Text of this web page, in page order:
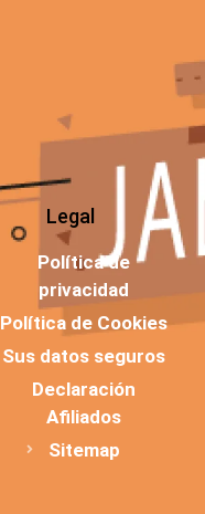
Legal
Política de
privacidad
Política de Cookies
Sus datos seguros
Declaración
Afiliados
Sitemap